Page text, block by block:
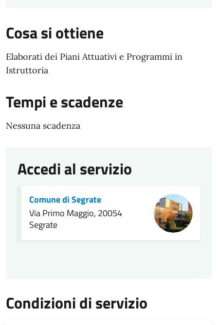
Cosa si ottiene
Elaborati dei Piani Attuativi e Programmi in
Istruttoria
Tempi e scadenze
Nessuna scadenza
Accedi al servizio
Comune di Segrate
Via Primo Maggio, 20054
Segrate
Condizioni di servizio